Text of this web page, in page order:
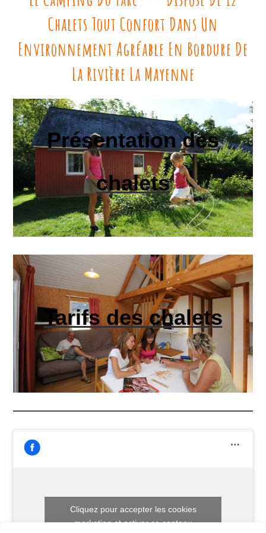
Chalets Tout Confort Dans Un
Environnement Agréable En Bordure De
La Rivière La Mayenne
Présentation des
chalets
Tarifs des chalets
Cliquez pour accepter les cookies
marketing et activer ce contenu